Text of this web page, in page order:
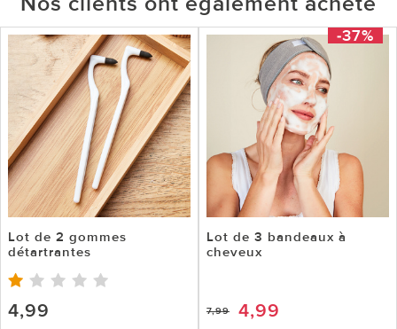
Lot de 2 gommes
détartrantes
4,99
-37%
Lot de 3 bandeaux à
cheveux
7,99 4,99